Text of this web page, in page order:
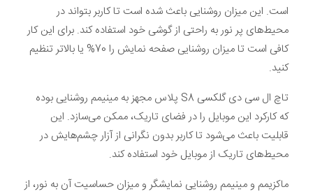
است. این میزان روشنایی باعث شده است تا کاربر بتواند در
محیط‌های پر نور به راحتی از گوشی خود استفاده کند. برای این کار
کافی است تا میزان روشنایی صفحه نمایش را 70% یا بالاتر تنظیم
کنید.
تاچ ال سی دی گلکسی S8 پلاس مجهز به مینیمم روشنایی بوده
که کارکرد این موبایل را در فضای تاریک، ممکن می‌سازد. این
قابلیت باعث می‌شود تا کاربر بدون نگرانی از آزار چشم‌هایش در
محیط‌های تاریک از موبایل خود استفاده کند.
ماکزیمم و مینیمم روشنایی نمایشگر و میزان حساسیت آن به نور، از